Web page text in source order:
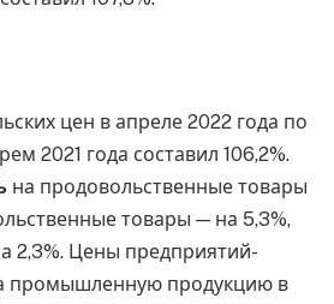
цен в апреле 2022 года по
2021 года составил 106,2%.
на продовольственные товары
товары — на 5,3%,
2,3%. Цены предприятий-
промышленную продукцию в